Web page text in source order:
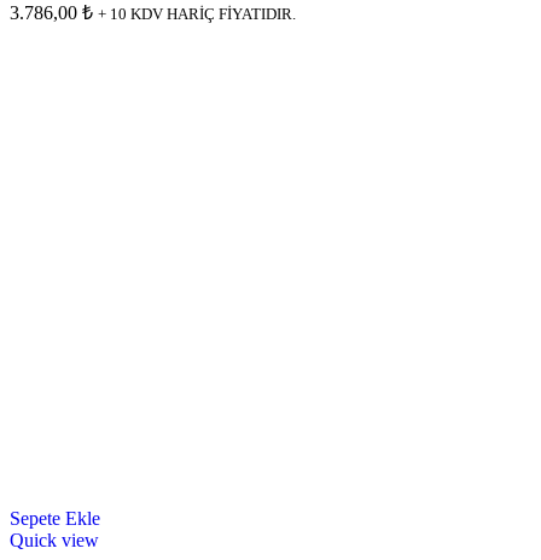
3.786,00 ₺ + 10 KDV HARİÇ FİYATIDIR.
Sepete Ekle
Quick view